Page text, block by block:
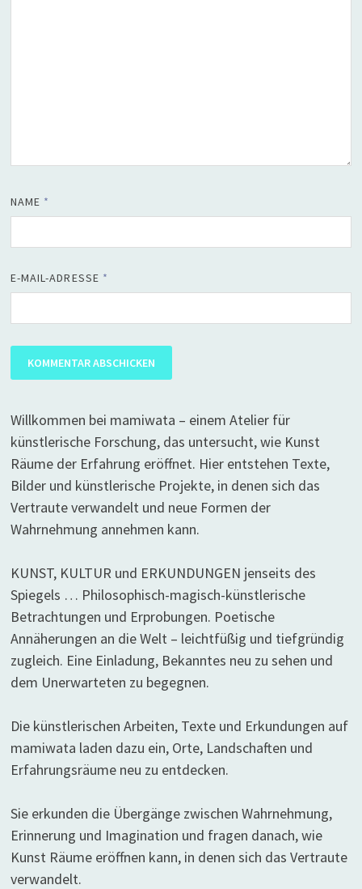
NAME *
E-MAIL-ADRESSE *
Willkommen bei mamiwata – einem Atelier für
künstlerische Forschung, das untersucht, wie Kunst
Räume der Erfahrung eröffnet. Hier entstehen Texte,
Bilder und künstlerische Projekte, in denen sich das
Vertraute verwandelt und neue Formen der
Wahrnehmung annehmen kann.
KUNST, KULTUR und ERKUNDUNGEN jenseits des
Spiegels … Philosophisch-magisch-künstlerische
Betrachtungen und Erprobungen. Poetische
Annäherungen an die Welt – leichtfüßig und tiefgründig
zugleich. Eine Einladung, Bekanntes neu zu sehen und
dem Unerwarteten zu begegnen.
Die künstlerischen Arbeiten, Texte und Erkundungen auf
mamiwata laden dazu ein, Orte, Landschaften und
Erfahrungsräume neu zu entdecken.
Sie erkunden die Übergänge zwischen Wahrnehmung,
Erinnerung und Imagination und fragen danach, wie
Kunst Räume eröffnen kann, in denen sich das Vertraute
verwandelt.